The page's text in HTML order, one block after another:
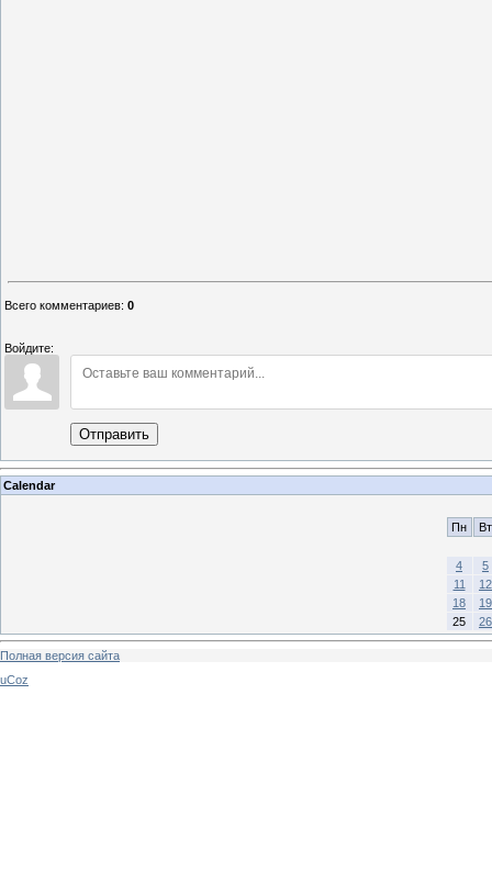
Всего комментариев: 0
Войдите:
Отправить
Calendar
Пн Вт
4
5
11
12
18
19
25
26
Полная версия сайта
uCoz